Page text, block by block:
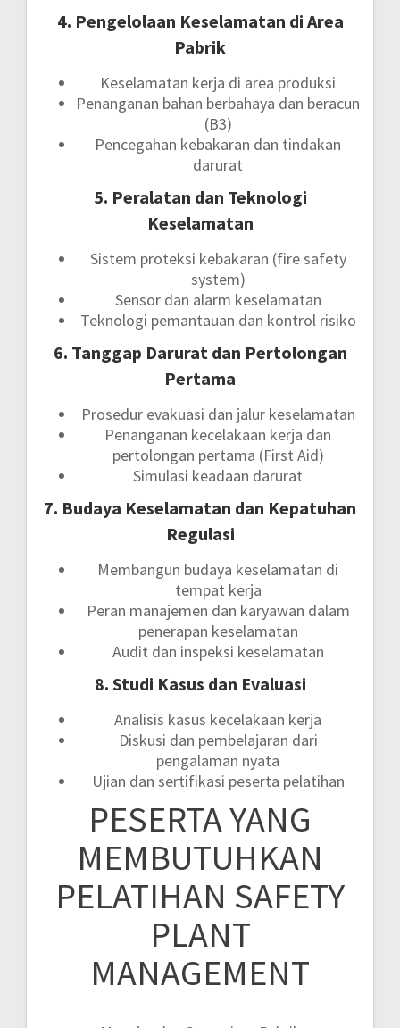
4. Pengelolaan Keselamatan di Area
Pabrik
Keselamatan kerja di area produksi
Penanganan bahan berbahaya dan beracun
(B3)
Pencegahan kebakaran dan tindakan
darurat
5. Peralatan dan Teknologi
Keselamatan
Sistem proteksi kebakaran (fire safety
system)
Sensor dan alarm keselamatan
Teknologi pemantauan dan kontrol risiko
6. Tanggap Darurat dan Pertolongan
Pertama
Prosedur evakuasi dan jalur keselamatan
Penanganan kecelakaan kerja dan
pertolongan pertama (First Aid)
Simulasi keadaan darurat
7. Budaya Keselamatan dan Kepatuhan
Regulasi
Membangun budaya keselamatan di
tempat kerja
Peran manajemen dan karyawan dalam
penerapan keselamatan
Audit dan inspeksi keselamatan
8. Studi Kasus dan Evaluasi
Analisis kasus kecelakaan kerja
Diskusi dan pembelajaran dari
pengalaman nyata
Ujian dan sertifikasi peserta pelatihan
PESERTA YANG
MEMBUTUHKAN
PELATIHAN SAFETY
PLANT
MANAGEMENT